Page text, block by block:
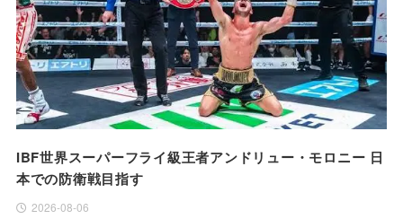
IBF世界スーパーフライ級王者アンドリュー・モロニー 日
本での防衛戦目指す
2026-08-06